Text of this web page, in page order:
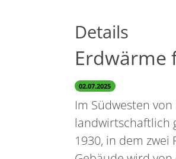
Details
Erdwärme
02.07.2025
Im Südwesten
landwirtschaftlich
1930, in dem